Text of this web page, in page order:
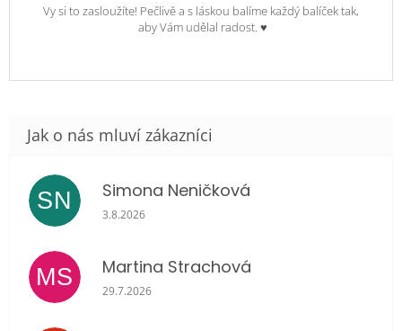
Vy si to zasloužíte! Pečlivě a s láskou balíme každý balíček tak,
aby Vám udělal radost. ♥
SN Simona Neničková
Hodnocení obchodu je 5 z 5 hvězdiček.
3.8.2026
MS Martina Strachová
Hodnocení obchodu je 5 z 5 hvězdiček.
29.7.2026